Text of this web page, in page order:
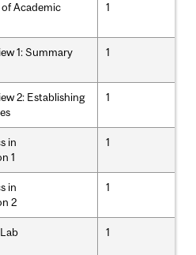
Academic
1
1: Summary
1
2: Establishing
1
in
1
1
in
2
1
1